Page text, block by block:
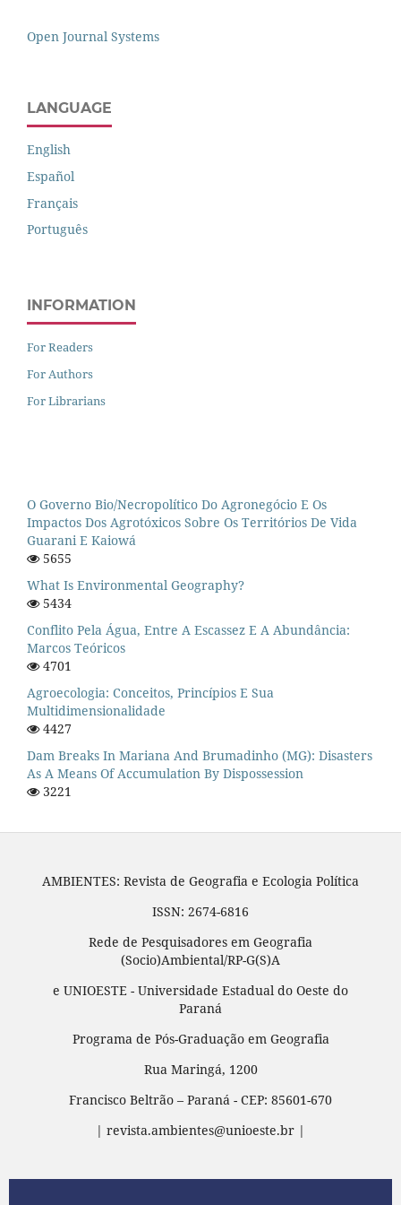
Open Journal Systems
LANGUAGE
English
Español
Français
Português
INFORMATION
For Readers
For Authors
For Librarians
O Governo Bio/necropolítico Do Agronegócio E Os
Impactos Dos Agrotóxicos Sobre Os Territórios De Vida
Guarani E Kaiowá
5655
What Is Environmental Geography?
5434
Conflito Pela Água, Entre A Escassez E A Abundância:
Marcos Teóricos
4701
Agroecologia: Conceitos, Princípios E Sua
Multidimensionalidade
4427
Dam Breaks In Mariana And Brumadinho (MG): Disasters
As A Means Of Accumulation By Dispossession
3221
AMBIENTES: Revista de Geografia e Ecologia Política
ISSN: 2674-6816
Rede de Pesquisadores em Geografia
(Socio)Ambiental/RP-G(S)A
e UNIOESTE - Universidade Estadual do Oeste do
Paraná
Programa de Pós-Graduação em Geografia
Rua Maringá, 1200
Francisco Beltrão – Paraná - CEP: 85601-670
| revista.ambientes@unioeste.br |